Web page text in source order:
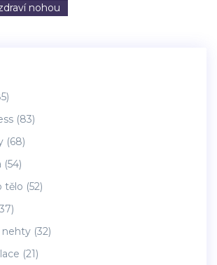
nohou
(83)
(68)
(54)
tělo (52)
nehty (32)
(21)